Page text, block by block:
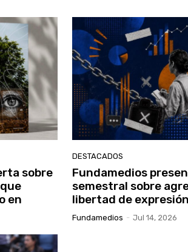
sobre
en
DESTACADOS
Fundamedios
semestral sobre
libertad de
Fundamedios - Jul 14, 2026